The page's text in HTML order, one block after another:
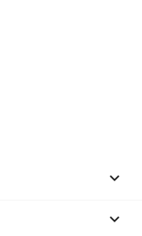

